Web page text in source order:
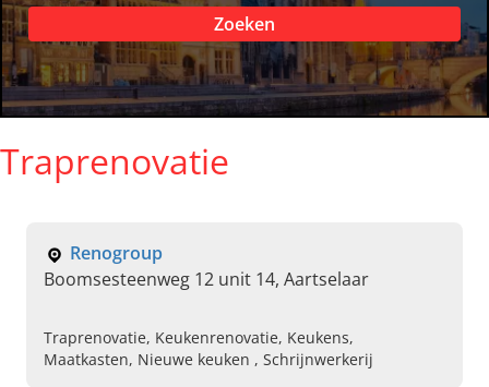
Zoeken
Traprenovatie
Renogroup
Boomsesteenweg 12 unit 14, Aartselaar
Traprenovatie, Keukenrenovatie, Keukens,
Maatkasten, Nieuwe keuken , Schrijnwerkerij